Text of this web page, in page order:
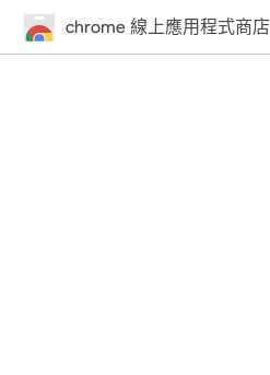
chrome 線上應用程式商店